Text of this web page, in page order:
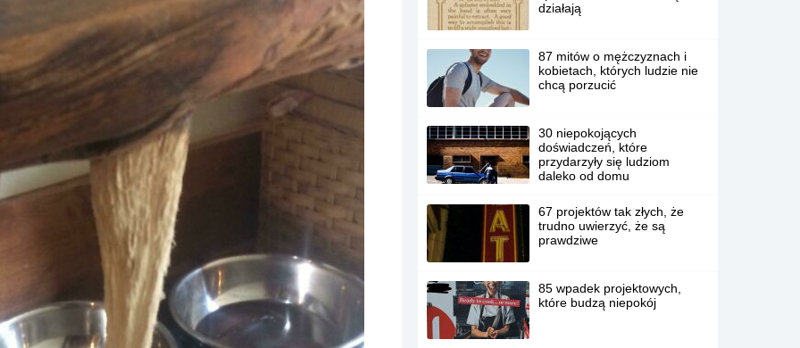
działają
87 mitów o mężczyznach i
kobietach, których ludzie nie
chcą porzucić
30 niepokojących
doświadczeń, które
przydarzyły się ludziom
daleko od domu
67 projektów tak złych, że
trudno uwierzyć, że są
prawdziwe
85 wpadek projektowych,
które budzą niepokój